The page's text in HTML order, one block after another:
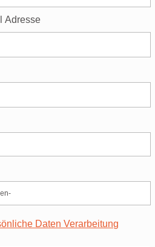
Adresse
Daten Verarbeitung